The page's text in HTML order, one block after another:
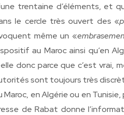
trentaine d’éléments, et
le cercle très ouvert des «
même un «
au Maroc ainsi qu’en
donc parce que c’est vrai,
sont toujours très
Maroc, en Algérie ou en
de Rabat donne